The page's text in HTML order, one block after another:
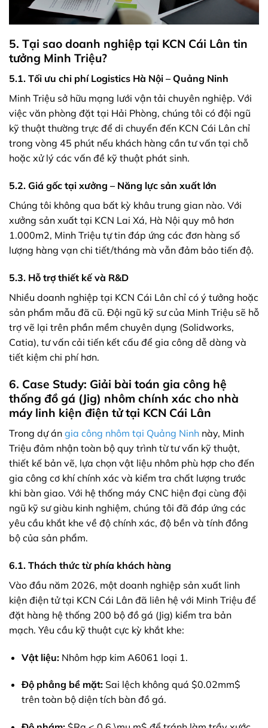
5. Tại sao doanh nghiệp tại KCN Cái Lân tin
tưởng Minh Triệu?
5.1. Tối ưu chi phí Logistics Hà Nội – Quảng Ninh
Minh Triệu sở hữu mạng lưới vận tải chuyên nghiệp. Với
việc văn phòng đặt tại Hải Phòng, chúng tôi có đội ngũ
kỹ thuật thường trực để di chuyển đến KCN Cái Lân chỉ
trong vòng 45 phút nếu khách hàng cần tư vấn tại chỗ
hoặc xử lý các vấn đề kỹ thuật phát sinh.
5.2. Giá gốc tại xưởng – Năng lực sản xuất lớn
Chúng tôi không qua bất kỳ khâu trung gian nào. Với
xưởng sản xuất tại KCN Lai Xá, Hà Nội quy mô hơn
1.000m2, Minh Triệu tự tin đáp ứng các đơn hàng số
lượng hàng vạn chi tiết/tháng mà vẫn đảm bảo tiến độ.
5.3. Hỗ trợ thiết kế và R&D
Nhiều doanh nghiệp tại KCN Cái Lân chỉ có ý tưởng hoặc
sản phẩm mẫu đã cũ. Đội ngũ kỹ sư của Minh Triệu sẽ hỗ
trợ vẽ lại trên phần mềm chuyên dụng (Solidworks,
Catia), tư vấn cải tiến kết cấu để gia công dễ dàng và
tiết kiệm chi phí hơn.
6. Case Study: Giải bài toán gia công hệ
thống đồ gá (Jig) nhôm chính xác cho nhà
máy linh kiện điện tử tại KCN Cái Lân
Trong dự án gia công nhôm tại Quảng Ninh này, Minh
Triệu đảm nhận toàn bộ quy trình từ tư vấn kỹ thuật,
thiết kế bản vẽ, lựa chọn vật liệu nhôm phù hợp cho đến
gia công cơ khí chính xác và kiểm tra chất lượng trước
khi bàn giao. Với hệ thống máy CNC hiện đại cùng đội
ngũ kỹ sư giàu kinh nghiệm, chúng tôi đã đáp ứng các
yêu cầu khắt khe về độ chính xác, độ bền và tính đồng
bộ của sản phẩm.
6.1. Thách thức từ phía khách hàng
Vào đầu năm 2026, một doanh nghiệp sản xuất linh
kiện điện tử tại KCN Cái Lân đã liên hệ với Minh Triệu để
đặt hàng hệ thống 200 bộ đồ gá (Jig) kiểm tra bản
mạch. Yêu cầu kỹ thuật cực kỳ khắt khe:
Vật liệu:Nhôm hợp kim A6061 loại 1.
Độ phẳng bề mặt:Sai lệch không quá $0.02mm$
trên toàn bộ diện tích bàn đồ gá.